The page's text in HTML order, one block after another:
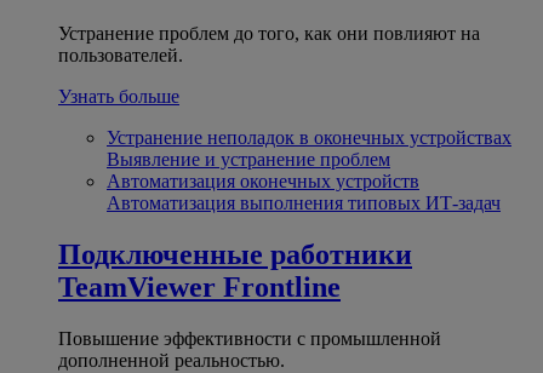
Устранение проблем до того, как они повлияют на
пользователей.
Узнать больше
Устранение неполадок в оконечных устройствах
Выявление и устранение проблем
Автоматизация оконечных устройств
Автоматизация выполнения типовых ИТ-задач
Подключенные работники
TeamViewer Frontline
Повышение эффективности с промышленной
дополненной реальностью.